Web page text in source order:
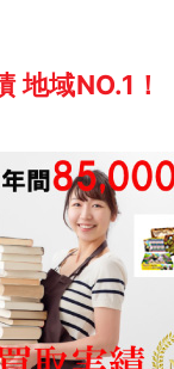
地域NO.1！